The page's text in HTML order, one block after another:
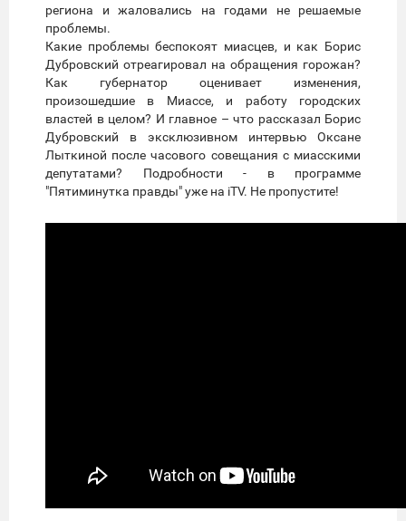
региона и жаловались на годами не решаемые
проблемы.
Какие проблемы беспокоят миасцев, и как Борис
Дубровский отреагировал на обращения горожан?
Как губернатор оценивает изменения,
произошедшие в Миассе, и работу городских
властей в целом? И главное – что рассказал Борис
Дубровский в эксклюзивном интервью Оксане
Лыткиной после часового совещания с миасскими
депутатами? Подробности - в программе
"Пятиминутка правды" уже на iTV. Не пропустите!